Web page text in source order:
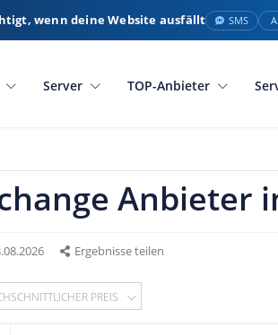
wenn deine Website ausfällt SMS
Server TOP-Anbieter
Anbieter
Ergebnisse teilen
PREIS